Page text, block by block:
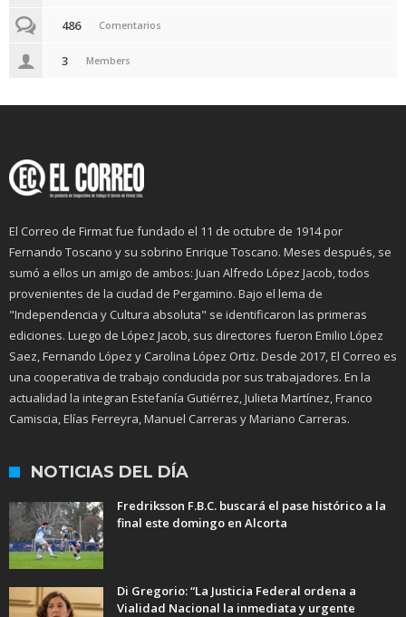
486 Comentarios
3 Members
El Correo de Firmat fue fundado el 11 de octubre de 1914 por
Fernando Toscano y su sobrino Enrique Toscano. Meses después, se
sumó a ellos un amigo de ambos: Juan Alfredo López Jacob, todos
provenientes de la ciudad de Pergamino. Bajo el lema de
"Independencia y Cultura absoluta" se identificaron las primeras
ediciones. Luego de López Jacob, sus directores fueron Emilio López
Saez, Fernando López y Carolina López Ortiz. Desde 2017, El Correo es
una cooperativa de trabajo conducida por sus trabajadores. En la
actualidad la integran Estefanía Gutiérrez, Julieta Martínez, Franco
Camiscia, Elías Ferreyra, Manuel Carreras y Mariano Carreras.
NOTICIAS DEL DÍA
Fredriksson F.B.C. buscará el pase histórico a la
final este domingo en Alcorta
Di Gregorio: “La Justicia Federal ordena a
Vialidad Nacional la inmediata y urgente